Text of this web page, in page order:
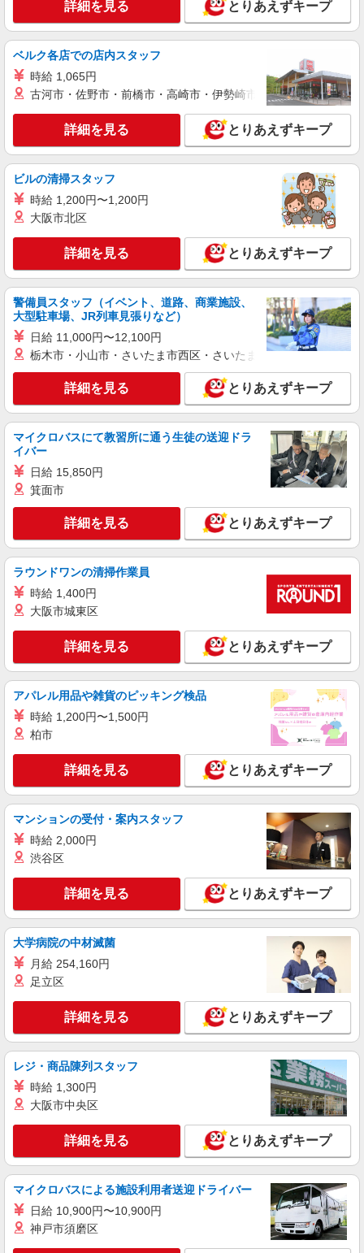
時給1750円〜1750円 ※経験・能力による
例）時給1750円×8h×22日＝308,000円
福岡県福岡市博多区下川端町10－9 CIRCLES
中洲川端4階
キープ 詳細を見る
紹介予定派遣
株式会社シエロ
≪コールセンター≫
時給1350円〜 ※残業代支給 ★交通費別途支給
（規定あり） ゜+゜・。○。・゜+゜・。○。・゜
頂くと, インセンティブ支給(規定有) ★月2回払
い・週払い可能（規程有）★ ゜・。○。・゜
+゜・。○。・゜+゜
キープ 詳細を見る
株式会社シエロ
問合わせ対応スタッフ
時給1350円〜 ※残業代支給 ★交通費別途支給
（規定あり） ゜+゜・。○。・゜+゜・。○。・゜
+゜ 入社祝い金10万円支給(規定有) お友達を紹介
頂くと, インセンティブ支給(規定有) ★月2回払
い・週払い可能（規程有）★ ゜・。○。・゜
+゜・。○。・゜+゜
福岡県福岡市博多区
キープ 詳細を見る
派遣社員
株式会社シエロ
時給1200円〜 ※残業代支給 ★交通費別途支給
（規定あり） ゜+゜・。○。・゜+゜・。○。・゜
+゜ 入社祝い金10万円支給(規定有) お友達を紹介
頂くと, インセンティブ支給(規定有) ★月2回払
い・週払い可能（規程有）★ ゜・。○。・゜
福岡県福岡市博多区
詳細を見る
株式会社シエロ
≪コールセンター≫
円〜1350円（経験・能力による） ※残業代支給
★交通費別途支給（規定あり） ゜+゜・。○。・゜
+゜・。○。・゜+゜ 入社祝い金10万円支給(規定
○。・゜+゜・。○。・゜+゜
福岡県福岡市博多区
詳細を見る
株式会社シエロ
≪コールセンター≫
時給1100円〜 ※別途受注によるインセンティ
ブあり ※残業代支給 ★交通費別途支給（規定あ
祝い金10万円支給(規定有) お友達を紹介頂くと, イ
ンセンティブ支給(規定有) ★月2回払い・週払い可
能（規程有）★ ゜・。○。・゜+゜・。○。・゜
+゜
福岡県福岡市博多区
キープ 詳細を見る
派遣社員 紹介予定派遣
株式会社シエロ
時給1150円〜 ※残業代支給 ★交通費別途支給
（規定あり） ゜+゜・。○。・゜+゜・。○。・゜
+゜ 入社祝い金10万円支給(規定有) お友達を紹介
い・週払い可能（規程有）★ ゜・。○。・゜
福岡県福岡市博多区
キープ 詳細を見る
派遣社員 紹介予定派遣
株式会社シエロ
≪コールセンター≫
時給1200円〜1500円（経験・能力による） ※
別途インセンティブ制度有！ ※残業代支給 ★交通
費別途支給（規定あり） ゜+゜・。○。・゜
+゜・。○。・゜+゜ 入社祝い金10万円支給(規定
キープ 詳細を見る
詳細を見る とりあえずキープ
ベルク各店での店内スタッフ
時給 1,065円
古河市・佐野市・前橋市・高崎市・伊勢崎市・太田市・館林市
詳細を見る とりあえずキープ
ビルの清掃スタッフ
時給 1,200円〜1,200円
大阪市北区
詳細を見る とりあえずキープ
警備員スタッフ（イベント、道路、商業施設、
大型駐車場、JR列車見張りなど）
日給 11,000円〜12,100円
栃木市・小山市・さいたま市西区・さいたま市岩槻区・久喜市・
詳細を見る とりあえずキープ
マイクロバスにて教習所に通う生徒の送迎ドラ
イバー
日給 15,850円
箕面市
詳細を見る とりあえずキープ
ラウンドワンの清掃作業員
時給 1,400円
大阪市城東区
詳細を見る とりあえずキープ
アパレル用品や雑貨のピッキング検品
時給 1,200円〜1,500円
柏市
詳細を見る とりあえずキープ
マンションの受付・案内スタッフ
時給 2,000円
渋谷区
詳細を見る とりあえずキープ
大学病院の中材滅菌
月給 254,160円
足立区
詳細を見る とりあえずキープ
レジ・商品陳列スタッフ
時給 1,300円
大阪市中央区
詳細を見る とりあえずキープ
マイクロバスによる施設利用者送迎ドライバー
日給 10,900円〜10,900円
神戸市須磨区